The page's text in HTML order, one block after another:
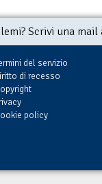
Scrivi una
del servizio
di recesso
policy